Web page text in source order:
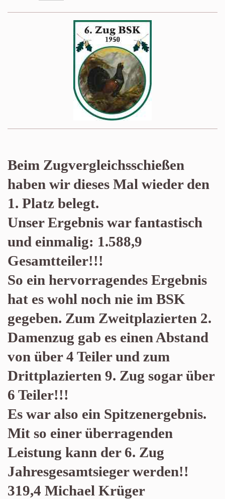
Beim Zugvergleichsschießen
haben wir dieses Mal wieder den
1. Platz belegt.
Unser Ergebnis war fantastisch
und einmalig: 1.588,9
Gesamtteiler!!!
So ein hervorragendes Ergebnis
hat es wohl noch nie im BSK
gegeben. Zum Zweitplazierten 2.
Damenzug gab es einen Abstand
von über 4 Teiler und zum
Drittplazierten 9. Zug sogar über
6 Teiler!!!
Es war also ein Spitzenergebnis.
Mit so einer überragenden
Leistung kann der 6. Zug
Jahresgesamtsieger werden!!
319,4 Michael Krüger